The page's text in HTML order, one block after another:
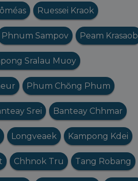
Ruessei Kraok
Phnum Sampov Peam Krasaob
Sralau Muoy
Phum Chŏng Phum
Srei Banteay Chhmar
Longveaek Kampong Kdei
Chhnok Tru Tang Robang